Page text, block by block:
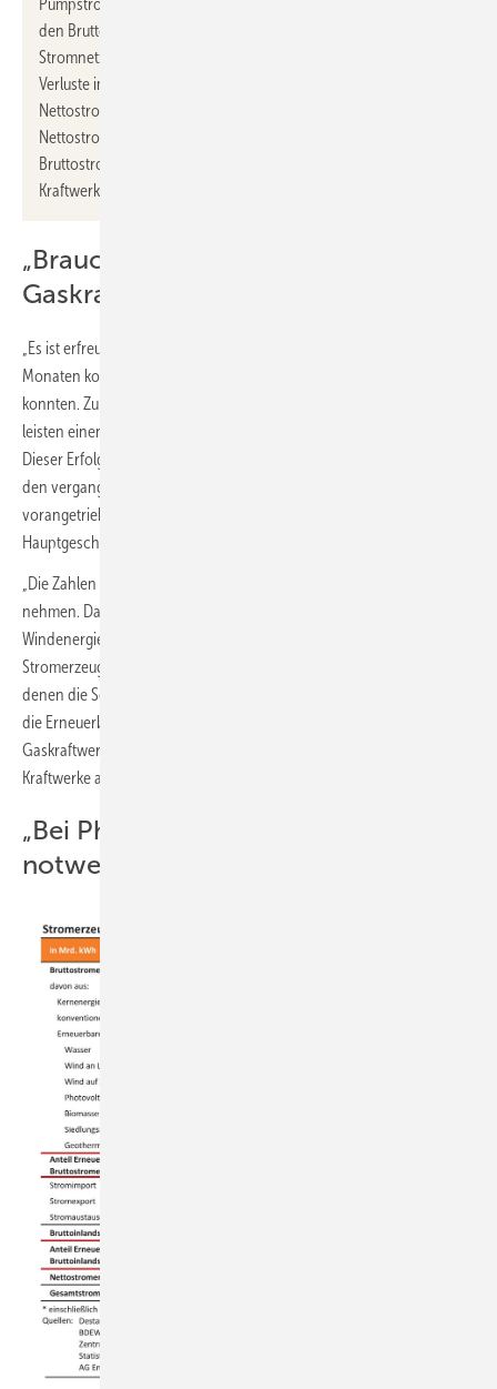
Pumpstromverbrauchs für Pumpspeicherkraftwerke erhält man
den Bruttostromverbrauch. Werden hiervon noch die im
Stromnetz anfallenden Übertragungsverluste (Leitungsverluste,
Verluste im Umspannwerk etc.) abgezogen erhält man den
Nettostromverbrauch (auch Endenergieverbrauch). Die
Nettostromerzeugung errechnet sich aus der
Bruttostromerzeugung („Generatorklemme“) abzüglich
Kraftwerkseigenverbrauch.
„Brauchen jetzt wasserstofffähige
Gaskraftwerke“
„Es ist erfreulich, dass die erneuerbaren Energien in den vergangenen
Monaten konstant rund die Hälfte unseres Stromverbrauchs decken
konnten. Zum Teil sogar mehr. Insbesondere Photovoltaik-Anlagen
leisten einen immer größeren Beitrag zu unserer Stromversorgung.
Dieser Erfolg ist auch den Energieunternehmen zu verdanken, die in
den vergangenen Jahren den Ausbau der Erneuerbaren
vorangetrieben haben“, sagt Kerstin Andreae, Vorsitzende der BDEW-
Hauptgeschäftsführung.
„Die Zahlen machen Mut, nun die nächsten Etappenziele in Angriff zu
nehmen. Dazu müssen insbesondere Hürden für den
Windenergieausbau abgebaut werden. Klar ist aber auch: Die
Stromerzeugung aus erneuerbaren Energien schwankt. In Zeiten, in
denen die Sonne nicht scheint und der Wind nicht weht, brauchen
die Erneuerbaren als zuverlässige Partner wasserstofffähige
Gaskraftwerke. Es ist deshalb wichtig, dass der Bau solcher flexiblen
Kraftwerke angereizt und Investitionssicherheit geschaffen wird.“
„Bei Photovoltaik schon nah am
notwendigen Ausbaupfad“